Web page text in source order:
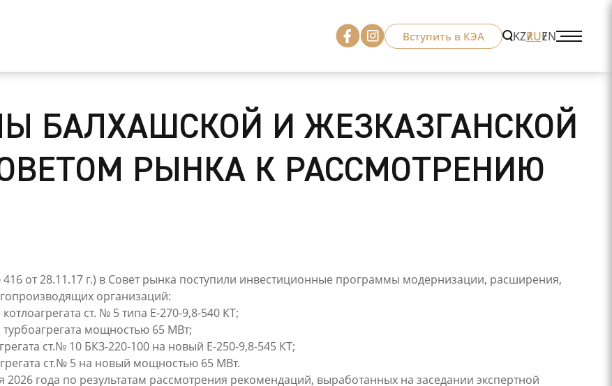
Вступить в КЭА KZRUEN
БАЛХАШСКОЙ И ЖЕЗКАЗГАНСКОЙ
РЫНКА К РАССМОТРЕНИЮ
от 28.11.17 г.) в Совет рынка поступили инвестиционные программы модернизации, расширения,
организаций:
ст. № 5 типа Е-270-9,8-540 КТ;
турбоагрегата мощностью 65 МВт;
ст.№ 10 БКЗ-220-100 на новый Е-250-9,8-545 КТ;
ст.№ 5 на новый мощностью 65 МВт.
года по результатам рассмотрения рекомендаций, выработанных на заседании экспертной